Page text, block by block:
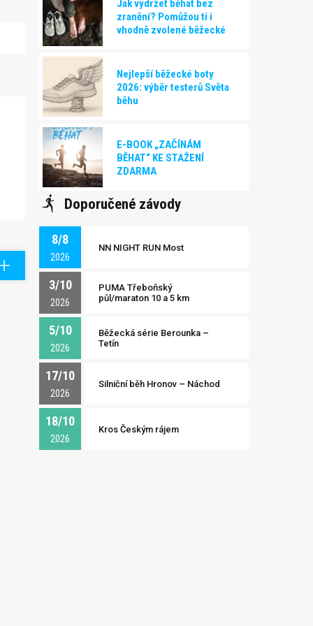
Jak vydržet běhat bez
zranění? Pomůžou ti i
vhodně zvolené běžecké
Nejlepší běžecké boty
2026: výběr testerů Světa
běhu
E-BOOK „ZAČÍNÁM
BĚHAT“ KE STAŽENÍ
ZDARMA
Doporučené závody
8/8
2026
NN NIGHT RUN Most
3/10
2026
PUMA Třeboňský
půl/maraton 10 a 5 km
5/10
2026
Běžecká série Berounka –
Tetín
17/10
2026
Silniční běh Hronov – Náchod
18/10
2026
Kros Českým rájem